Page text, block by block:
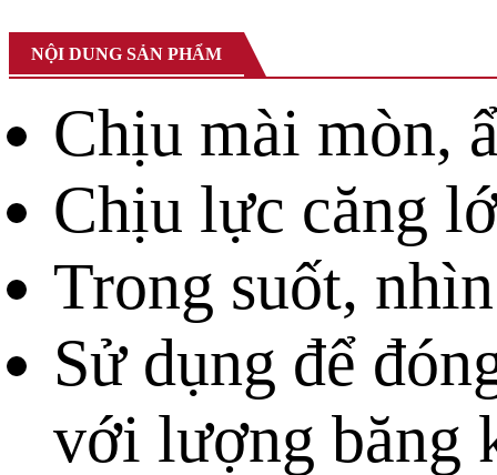
NỘI DUNG SẢN PHẨM
Chịu mài mòn,
Chịu lực căng
Trong suốt,
Sử dụng để
với lượng băng